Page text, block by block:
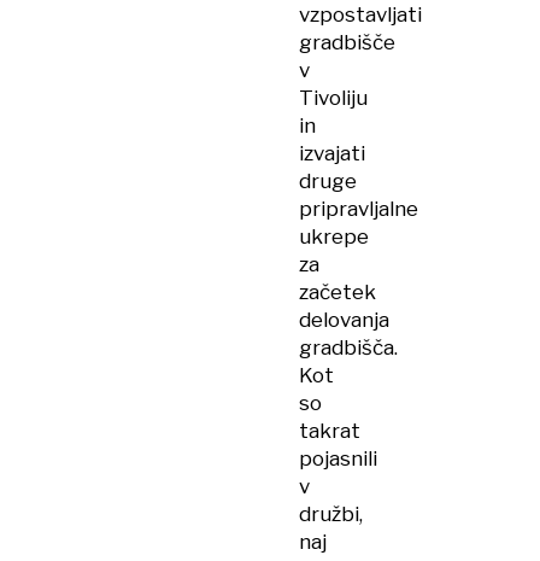
vzpostavljati
gradbišče
v
Tivoliju
in
izvajati
druge
pripravljalne
ukrepe
za
začetek
delovanja
gradbišča.
Kot
so
takrat
pojasnili
v
družbi,
naj